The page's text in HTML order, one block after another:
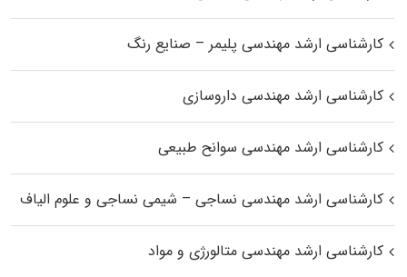
کارشناسی ارشد مهندسی پلیمر – صنایع رنگ
کارشناسی ارشد مهندسی داروسازی
کارشناسی ارشد مهندسی سوانح طبیعی
کارشناسی ارشد مهندسی نساجی – شیمی نساجی و علوم الیاف
کارشناسی ارشد مهندسی متالورژی و مواد